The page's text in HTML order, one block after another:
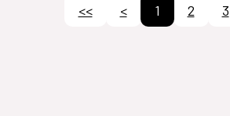
<< < 1 2 3